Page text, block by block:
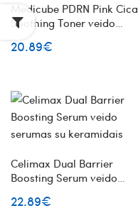
Medicube PDRN Pink Cica
Soothing Toner veido
20.89€
Celimax Dual Barrier
Boosting Serum veido
22.89€